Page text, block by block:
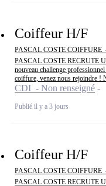
Coiffeur H/F
PASCAL COSTE COIFFURE
PASCAL COSTE RECRUTE
nouveau challenge
coiffure, venez nous rejoindre !
CDI - Non renseigné
Publié il y a 3 jours
Coiffeur H/F
PASCAL COSTE COIFFURE
PASCAL COSTE RECRUTE